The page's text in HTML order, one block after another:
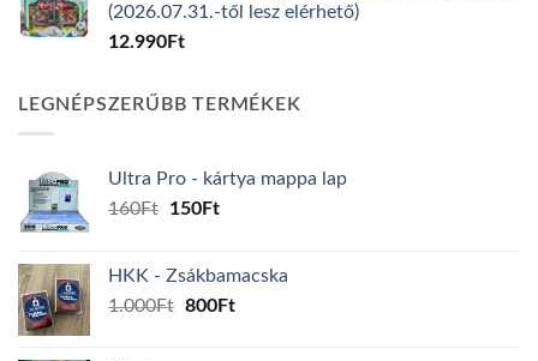
(2026.07.31.-től lesz elérhető)
12.990Ft
LEGNÉPSZERŰBB TERMÉKEK
Ultra Pro - kártya mappa lap
160Ft
Original
160Ft.
150FtCurrent
150Ft.
HKK - Zsákbamacska
1.000Ft Original
800FtCurrent